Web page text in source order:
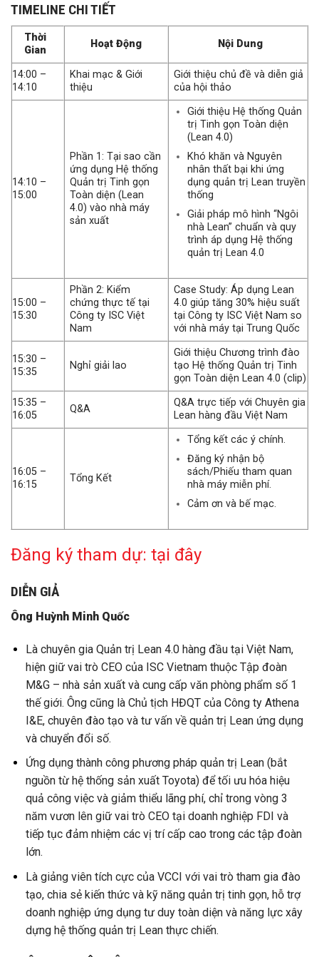
TIMELINE CHI TIẾT
Thời
Gian
Hoạt Động Nội Dung
14:00 –
14:10
Khai mạc & Giới
thiệu
Giới thiệu chủ đề và diễn giả
của hội thảo
14:10 –
15:00
Phần 1: Tại sao cần
ứng dụng Hệ thống
Quản trị Tinh gọn
Toàn diện (Lean
4.0) vào nhà máy
sản xuất
Giới thiệu Hệ thống Quản
trị Tinh gọn Toàn diện
(Lean 4.0)
Khó khăn và Nguyên
nhân thất bại khi ứng
dụng quản trị Lean truyền
thống
Giải pháp mô hình “Ngôi
nhà Lean” chuẩn và quy
trình áp dụng Hệ thống
quản trị Lean 4.0
15:00 –
15:30
Phần 2: Kiểm
chứng thực tế tại
Công ty ISC Việt
Nam
Case Study: Áp dụng Lean
4.0 giúp tăng 30% hiệu suất
tại Công ty ISC Việt Nam so
với nhà máy tại Trung Quốc
15:30 –
15:35
Nghỉ giải lao
Giới thiệu Chương trình đào
tạo Hệ thống Quản trị Tinh
gọn Toàn diện Lean 4.0 (clip)
15:35 –
16:05
Q&A
Q&A trực tiếp với Chuyên gia
Lean hàng đầu Việt Nam
16:05 –
16:15
Tổng Kết
Tổng kết các ý chính.
Đăng ký nhận bộ
sách/Phiếu tham quan
nhà máy miễn phí.
Cảm ơn và bế mạc.
Đăng ký tham dự: tại đây
DIỄN GIẢ
Ông Huỳnh Minh Quốc
Là chuyên gia Quản trị Lean 4.0 hàng đầu tại Việt Nam,
hiện giữ vai trò CEO của ISC Vietnam thuộc Tập đoàn
M&G – nhà sản xuất và cung cấp văn phòng phẩm số 1
thế giới. Ông cũng là Chủ tịch HĐQT của Công ty Athena
I&E, chuyên đào tạo và tư vấn về quản trị Lean ứng dụng
và chuyển đổi số.
Ứng dụng thành công phương pháp quản trị Lean (bắt
nguồn từ hệ thống sản xuất Toyota) để tối ưu hóa hiệu
quả công việc và giảm thiểu lãng phí, chỉ trong vòng 3
năm vươn lên giữ vai trò CEO tại doanh nghiệp FDI và
tiếp tục đảm nhiệm các vị trí cấp cao trong các tập đoàn
lớn.
Là giảng viên tích cực của VCCI với vai trò tham gia đào
tạo, chia sẻ kiến thức và kỹ năng quản trị tinh gọn, hỗ trợ
doanh nghiệp ứng dụng tư duy toàn diện và năng lực xây
dựng hệ thống quản trị Lean thực chiến.